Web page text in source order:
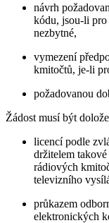
návrh
kódu, jsou-li
nezbytné,
vymezení
kmitočtů, je-li
požadovanou
Žádost musí být
licencí podle
držitelem
rádiových
televizního
průkazem
elektronických